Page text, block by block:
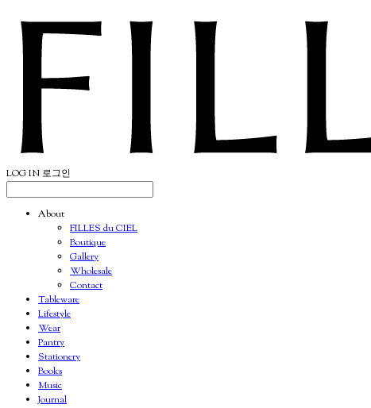
LOG IN 로그인
About
FILLES du CIEL
Boutique
Gallery
Wholesale
Contact
Tableware
Lifestyle
Wear
Pantry
Stationery
Books
Music
Journal